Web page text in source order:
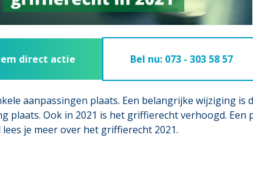
direct actie Bel nu: 073 - 303 58 57
aanpassingen plaats. Een belangrijke wijziging is
plaats. Ook in 2021 is het griffierecht verhoogd. Een
je meer over het griffierecht 2021.